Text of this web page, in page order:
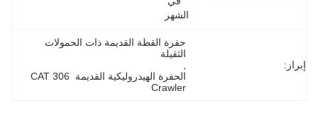
الشهر
إبراز:
الثقيلة
الحفرة الهيدروليكية القديمة CAT 306
Crawler